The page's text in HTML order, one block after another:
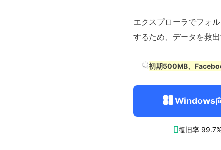
エクスプローラでフォ
するため、データを救
初期500MB、
Windows
復旧率 99.7%